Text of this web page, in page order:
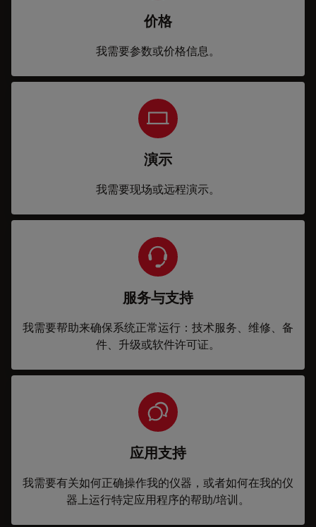
价格
我需要参数或价格信息。
演示
我需要现场或远程演示。
服务与支持
我需要帮助来确保系统正常运行：技术服务、维修、备
件、升级或软件许可证。
应用支持
我需要有关如何正确操作我的仪器，或者如何在我的仪
器上运行特定应用程序的帮助/培训。